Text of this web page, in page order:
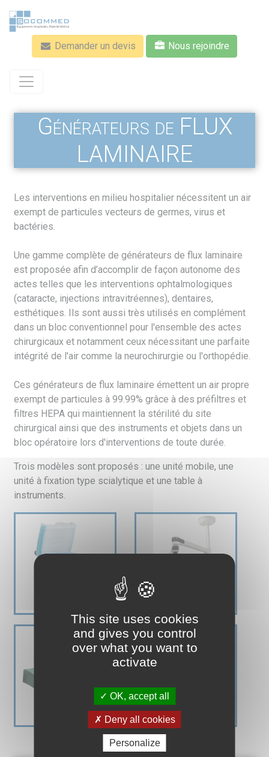
au
contenu
Demander un devis Nous rejoindre
Générateurs de FLUX
LAMINAIRE
Les interventions en milieu hospitalier nécessitent un air
exempt de particules vecteurs de germes, virus et
bactéries.
Une gamme complète de générateurs de flux laminaire
est proposée afin d’accomplir de façon autonome des
actes telles que les interventions ophtalmologiques
(cataracte, injections intravitréennes), dentaires,
esthétiques. Ils sont aussi très utilisés en complément
dans un bloc conventionnel pour l'ensemble des actes
chirurgicaux et notamment ceux nécessitant une parfaite
intégrité de l'air comme la neurochirurgie ou l'orthopédie.
Ces générateurs de flux laminaire émettent un air propre
exempt de particules à 99.99% grâce à des préfiltres et
filtres HEPA qui maintiennent la stérilité du site
chirurgical ainsi que des instruments et objets dans un
bloc opératoire lors d'interventions de toute durée.
Trois modèles sont proposés : une unité mobile, une
unité à fixation type scialytique et une table à
instruments.
This site uses cookies
and gives you control
over what you want to
activate
OK, accept all
Deny all cookies
Personalize